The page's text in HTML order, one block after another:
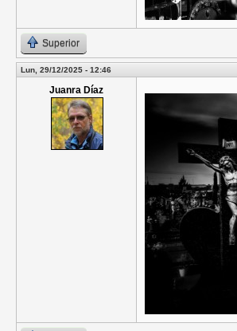
Superior
Lun, 29/12/2025 - 12:46
Juanra Díaz